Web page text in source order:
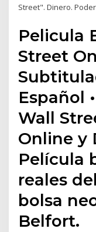
Street". Dinero.
Pelicula
Street
Español
Wall
Online y
Película
reales
bolsa
Belfort.